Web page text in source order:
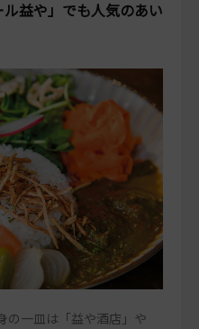
ル益や」でも人気のあい
の一皿は「益や酒店」や